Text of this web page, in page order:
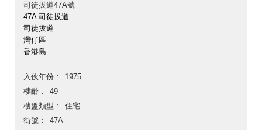
司徒拔道47A號
47A 司徒拔道
司徒拔道
灣仔區
香港島
入伙年份
1975
樓齡
49
樓盤類型
住宅
街號
47A